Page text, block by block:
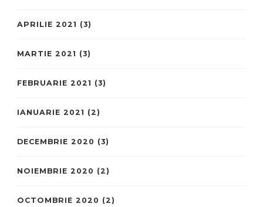
APRILIE 2021 (3)
MARTIE 2021 (3)
FEBRUARIE 2021 (3)
IANUARIE 2021 (2)
DECEMBRIE 2020 (3)
NOIEMBRIE 2020 (2)
OCTOMBRIE 2020 (2)